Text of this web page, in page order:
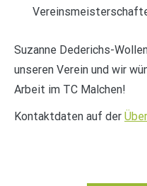
Suzanne Dederichs-
unseren Verein und wir
Arbeit im TC Malchen!
Kontaktdaten auf der